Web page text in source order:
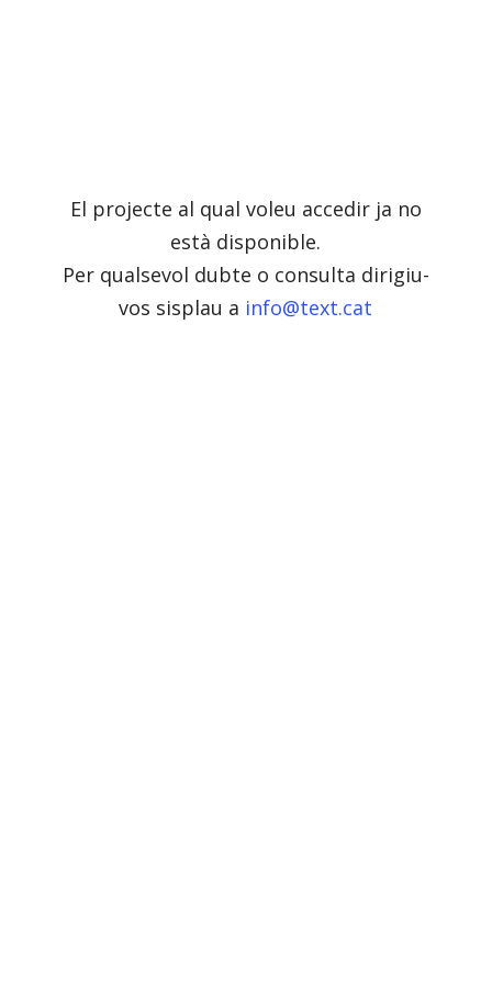
El projecte al qual voleu accedir ja no
està disponible.
Per qualsevol dubte o consulta dirigiu-
vos sisplau a info@text.cat